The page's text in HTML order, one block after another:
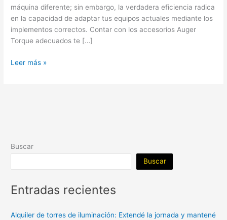
máquina diferente; sin embargo, la verdadera eficiencia radica
en la capacidad de adaptar tus equipos actuales mediante los
implementos correctos. Contar con los accesorios Auger
Torque adecuados te […]
Leer más »
Buscar
Buscar
Entradas recientes
Alquiler de torres de iluminación: Extendé la jornada y mantené